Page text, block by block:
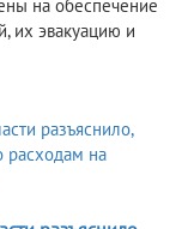
на обеспечение
их эвакуацию и